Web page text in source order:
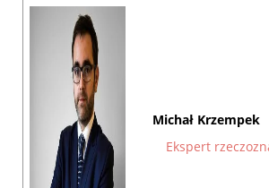
Michał Krzempek
Ekspert